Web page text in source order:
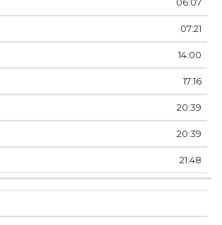
06:07
07:21
14:00
17:16
20:39
20:39
21:48